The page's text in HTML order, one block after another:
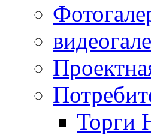
Торги